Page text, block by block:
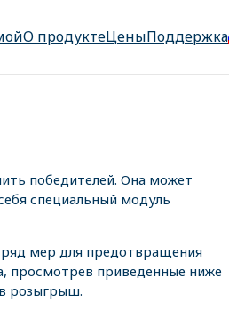
О продуктеЦеныПоддержка
победителей. Она может
специальный модуль
ряд мер для предотвращения
просмотрев приведенные ниже
розыгрыш.